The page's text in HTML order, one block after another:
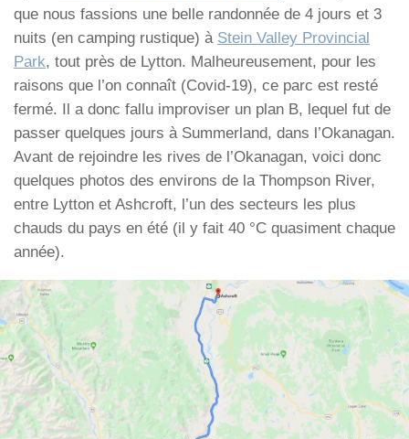
que nous fassions une belle randonnée de 4 jours et 3
nuits (en camping rustique) à Stein Valley Provincial
Park, tout près de Lytton. Malheureusement, pour les
raisons que l’on connaît (Covid-19), ce parc est resté
fermé. Il a donc fallu improviser un plan B, lequel fut de
passer quelques jours à Summerland, dans l’Okanagan.
Avant de rejoindre les rives de l’Okanagan, voici donc
quelques photos des environs de la Thompson River,
entre Lytton et Ashcroft, l’un des secteurs les plus
chauds du pays en été (il y fait 40 °C quasiment chaque
année).